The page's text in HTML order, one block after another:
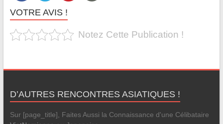
VOTRE AVIS !
Notez Cette Publication !
D’AUTRES RENCONTRES ASIATIQUES !
Sur [page_title], Faites Aussi la Connaissance d'une Célibataire